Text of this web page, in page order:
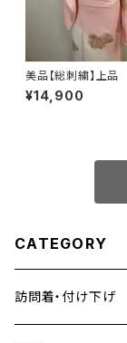
美品【総刺繍】上
衣 s182
¥14,900
CATEGORY
訪問着・付け下げ